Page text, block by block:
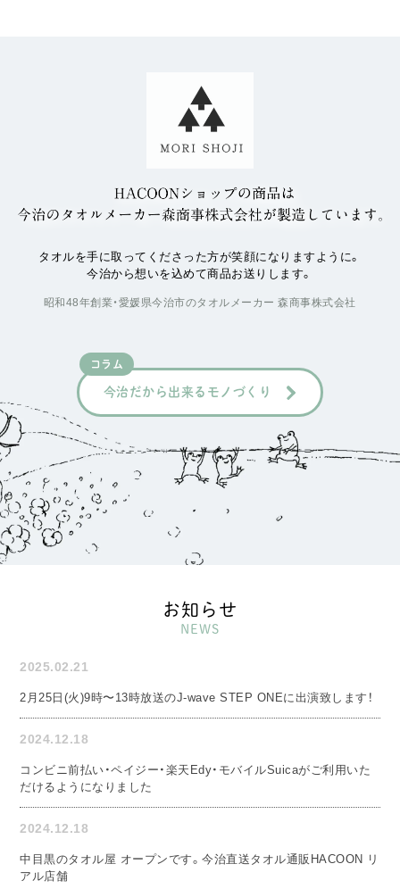
タオルを手に取ってくださった方が笑顔になりますように。
今治から想いを込めて商品お送りします。
昭和48年創業・愛媛県今治市のタオルメーカー 森商事株式会社
コラム
今治だから出来るモノづくり
お知らせ
NEWS
2025.02.21
2月25日(火)9時〜13時放送のJ-wave STEP ONEに出演致します！
2024.12.18
コンビニ前払い・ペイジー・楽天Edy・モバイルSuicaがご利用いた
だけるようになりました
2024.12.18
中目黒のタオル屋 オープンです。今治直送タオル通販HACOON リ
アル店舗